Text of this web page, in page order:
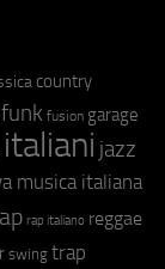
country
funk fusion garage
italiani jazz
musica italiana
rap italiano reggae
swing trap